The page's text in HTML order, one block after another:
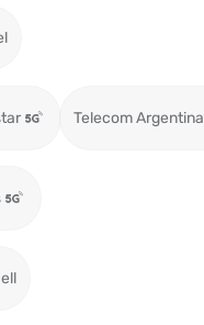
Telecom Argentina